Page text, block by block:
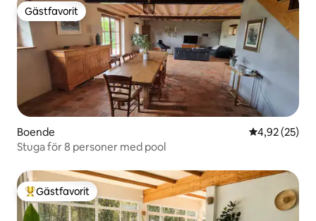
Gästfavorit
Gästfavorit
Boende 4,92 av 5 i
4,92 (25)
Stuga för 8 personer med pool
Populär gästfavorit
Gästfavorit